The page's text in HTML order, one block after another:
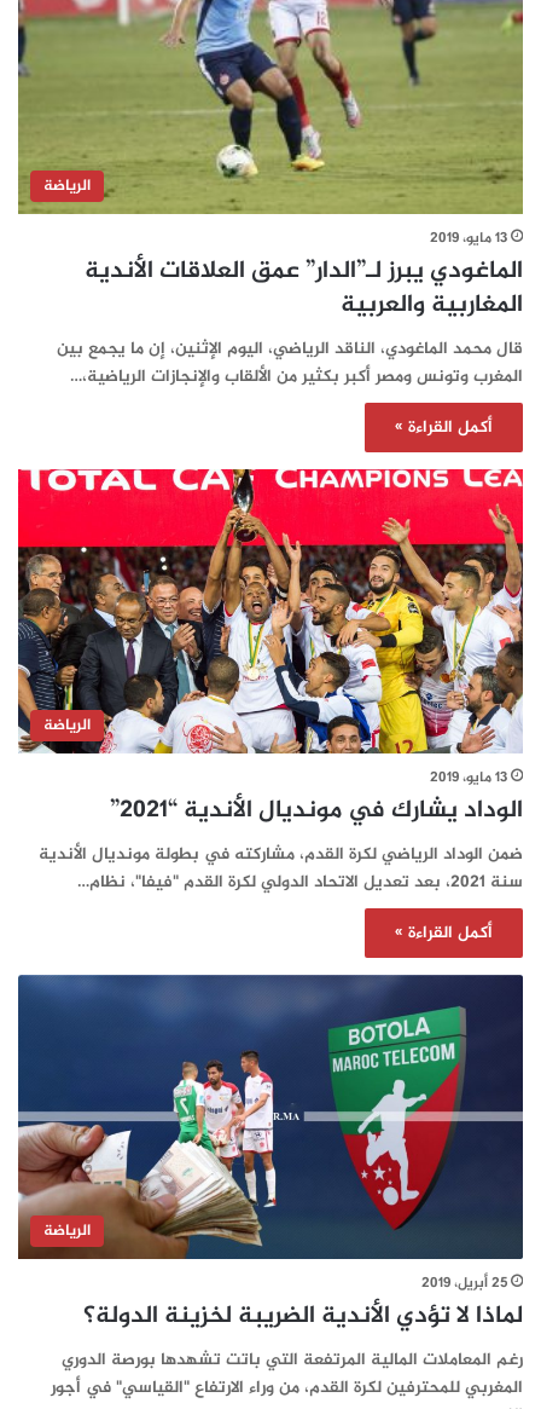
الرياضة
13 مايو، 2019
الماغودي يبرز لـ”الدار” عمق العلاقات الأندية
المغاربية والعربية
قال محمد الماغودي، الناقد الرياضي، اليوم الإثنين، إن ما يجمع بين
المغرب وتونس ومصر أكبر بكثير من الألقاب والإنجازات الرياضية،…
أكمل القراءة »
الرياضة
13 مايو، 2019
الوداد يشارك في مونديال الأندية “2021”
ضمن الوداد الرياضي لكرة القدم، مشاركته في بطولة مونديال الأندية
سنة 2021، بعد تعديل الاتحاد الدولي لكرة القدم "فيفا"، نظام…
أكمل القراءة »
الرياضة
25 أبريل، 2019
لماذا لا تؤدي الأندية الضريبة لخزينة الدولة؟
رغم المعاملات المالية المرتفعة التي باتت تشهدها بورصة الدوري
المغربي للمحترفين لكرة القدم، من وراء الارتفاع "القياسي" في أجور